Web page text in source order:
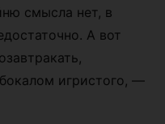
смысла нет, в
А вот
игристого, —